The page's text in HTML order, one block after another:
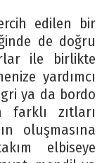
edilen bir
de doğru
ile birlikte
yardımcı
ya da bordo
farklı zıtları
oluşmasına
elbiseye